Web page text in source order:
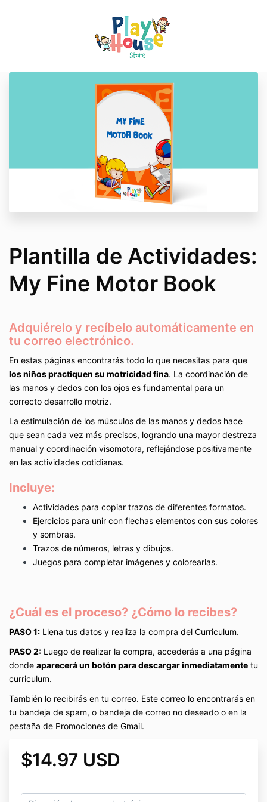
Plantilla de Actividades:
My Fine Motor Book
Adquiérelo y recíbelo automáticamente en
tu correo electrónico.
En estas páginas encontrarás todo lo que necesitas para que
los niños practiquen su motricidad fina. La coordinación de
las manos y dedos con los ojos es fundamental para un
correcto desarrollo motriz.
La estimulación de los músculos de las manos y dedos hace
que sean cada vez más precisos, logrando una mayor destreza
manual y coordinación visomotora, reflejándose positivamente
en las actividades cotidianas.
Incluye:
Actividades para copiar trazos de diferentes formatos.
Ejercicios para unir con flechas elementos con sus colores
y sombras.
Trazos de números, letras y dibujos.
Juegos para completar imágenes y colorearlas.
¿Cuál es el proceso? ¿Cómo lo recibes?
PASO 1: Llena tus datos y realiza la compra del Curriculum.
PASO 2: Luego de realizar la compra, accederás a una página
donde aparecerá un botón para descargar inmediatamente tu
curriculum.
También lo recibirás en tu correo. Este correo lo encontrarás en
tu bandeja de spam, o bandeja de correo no deseado o en la
pestaña de Promociones de Gmail.
$14.97 USD